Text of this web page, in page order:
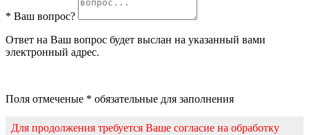
* Ваш вопрос?
Ответ на Ваш вопрос будет выслан на указанный вами
электронный адрес.
Поля отмеченые * обязательные для заполнения
Для продолжения требуется Ваше согласие на обработку